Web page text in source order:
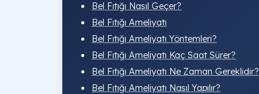
Bel Fıtığı Nasıl Geçer?
Bel Fıtığı Ameliyatı
Bel Fıtığı Ameliyatı Yöntemleri?
Bel Fıtığı Ameliyatı Kaç Saat Sürer​?
Bel Fıtığı Ameliyatı Ne Zaman Gereklidir?
Bel Fıtığı Ameliyatı Nasıl Yapılır​?